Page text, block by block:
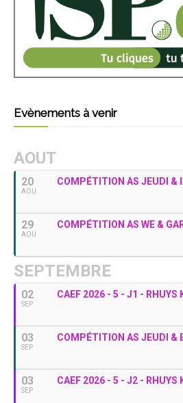
Evènements à venir
AOUT
20
AOU
COMPÉTITION AS JEUDI &
29
AOU
COMPÉTITION AS WE &
SEPTEMBRE
02
SEP
CAEF 2026 - 5 - J1 - RHUYS
03
SEP
COMPÉTITION AS JEUDI &
03
SEP
CAEF 2026 - 5 - J2 - RHUYS